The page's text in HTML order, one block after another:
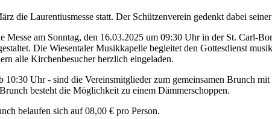
die Laurentiusmesse statt. Der Schützenverein gedenkt dabei
Messe am Sonntag, den 16.03.2025 um 09:30 Uhr in der St. Carl-
Die Wiesentaler Musikkapelle begleitet den Gottesdienst
alle Kirchenbesucher herzlich eingeladen.
10:30 Uhr - sind die Vereinsmitglieder zum gemeinsamen Brunch
besteht die Möglichkeit zu einem Dämmerschoppen.
belaufen sich auf 08,00 € pro Person.